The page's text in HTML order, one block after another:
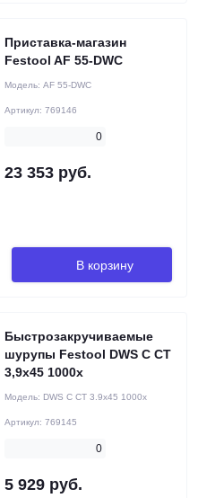
Приставка-магазин
Festool AF 55-DWC
Модель: AF 55-DWC
Артикул: 769146
0
23 353 руб.
В корзину
Быстрозакручиваемые
шурупы Festool DWS C CT
3,9x45 1000x
Модель: DWS C CT 3.9x45 1000x
Артикул: 769145
0
5 929 руб.